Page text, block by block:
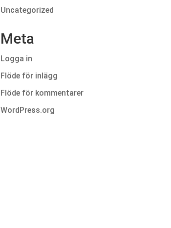
Uncategorized
Meta
Logga in
Flöde för inlägg
Flöde för kommentarer
WordPress.org